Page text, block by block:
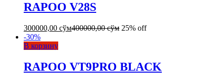
RAPOO V28S
300000,00 сўм400000,00сўм 25% off
-30%
В корзину
RAPOO VT9PRO BLACK